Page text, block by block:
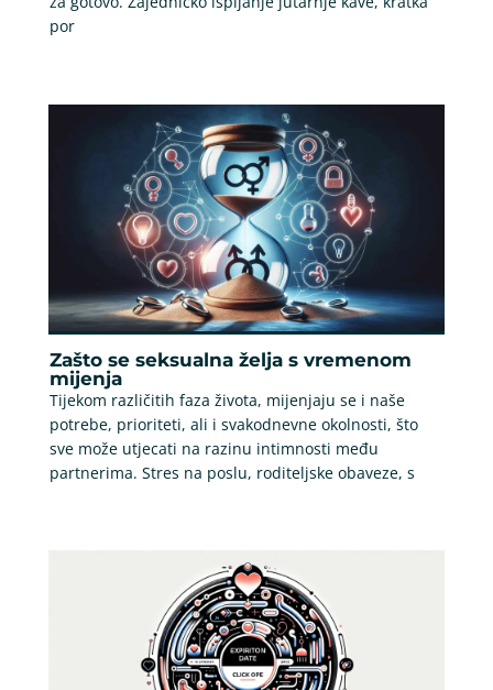
por
Zašto se seksualna želja s vremenom
mijenja
Tijekom različitih faza života, mijenjaju se i naše
potrebe, prioriteti, ali i svakodnevne okolnosti, što
sve može utjecati na razinu intimnosti među
partnerima. Stres na poslu, roditeljske obaveze, s